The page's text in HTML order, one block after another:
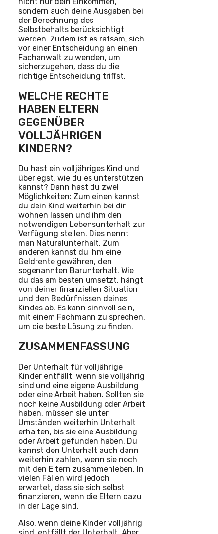
sondern auch deine Ausgaben bei
der Berechnung des
Selbstbehalts berücksichtigt
werden. Zudem ist es ratsam, sich
vor einer Entscheidung an einen
Fachanwalt zu wenden, um
sicherzugehen, dass du die
richtige Entscheidung triffst.
WELCHE RECHTE
HABEN ELTERN
GEGENÜBER
VOLLJÄHRIGEN
KINDERN?
Du hast ein volljähriges Kind und
überlegst, wie du es unterstützen
kannst? Dann hast du zwei
Möglichkeiten: Zum einen kannst
du dein Kind weiterhin bei dir
wohnen lassen und ihm den
notwendigen Lebensunterhalt zur
Verfügung stellen. Dies nennt
man Naturalunterhalt. Zum
anderen kannst du ihm eine
Geldrente gewähren, den
sogenannten Barunterhalt. Wie
du das am besten umsetzt, hängt
von deiner finanziellen Situation
und den Bedürfnissen deines
Kindes ab. Es kann sinnvoll sein,
mit einem Fachmann zu sprechen,
um die beste Lösung zu finden.
ZUSAMMENFASSUNG
Der Unterhalt für volljährige
Kinder entfällt, wenn sie volljährig
sind und eine eigene Ausbildung
oder eine Arbeit haben. Sollten sie
noch keine Ausbildung oder Arbeit
haben, müssen sie unter
Umständen weiterhin Unterhalt
erhalten, bis sie eine Ausbildung
oder Arbeit gefunden haben. Du
kannst den Unterhalt auch dann
weiterhin zahlen, wenn sie noch
mit den Eltern zusammenleben. In
vielen Fällen wird jedoch
erwartet, dass sie sich selbst
finanzieren, wenn die Eltern dazu
in der Lage sind.
Also, wenn deine Kinder volljährig
sind, entfällt der Unterhalt. Aber